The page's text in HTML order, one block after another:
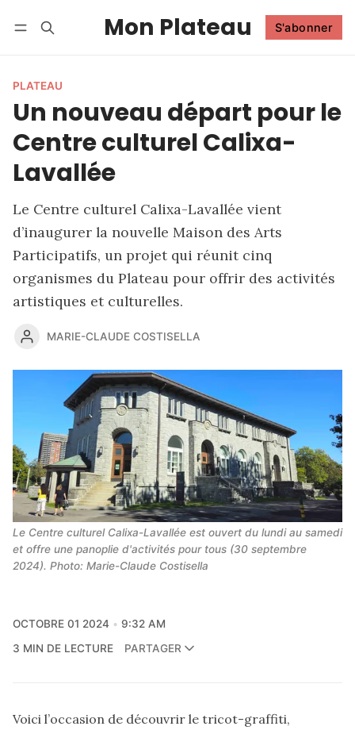
Mon Plateau S'abonner
PLATEAU
Un nouveau départ pour le
Centre culturel Calixa-
Lavallée
Le Centre culturel Calixa-Lavallée vient
d’inaugurer la nouvelle Maison des Arts
Participatifs, un projet qui réunit cinq
organismes du Plateau pour offrir des activités
artistiques et culturelles.
MARIE-CLAUDE COSTISELLA
Le Centre culturel Calixa-Lavallée est ouvert du lundi au samedi
et offre une panoplie d'activités pour tous (30 septembre
2024). Photo: Marie-Claude Costisella
OCTOBRE 01 2024
9:32 AM
3 MIN DE LECTURE
PARTAGER
Voici l’occasion de découvrir le tricot-graffiti,